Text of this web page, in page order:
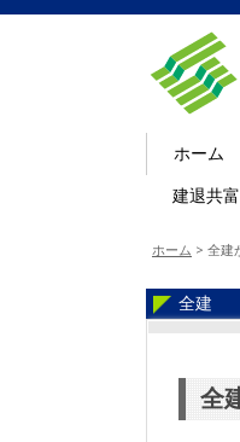
ホーム
建退共
ホーム > 全建
全建
全